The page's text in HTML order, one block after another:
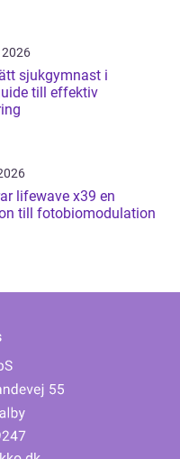
sjukgymnast i
lifewave x39 en
till fotobiomodulation